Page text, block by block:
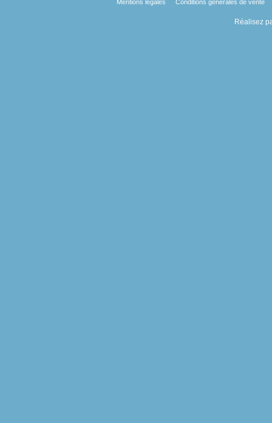
Mentions légales
Conditions générales de vente
Réalisez